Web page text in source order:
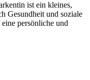
ist ein kleines,
Gesundheit und soziale
persönliche und